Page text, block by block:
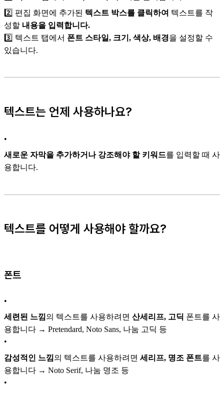
2️⃣ 편집 화면에 추가된 텍스트 박스를 클릭하여 텍스트를 작
성할 내용을 입력합니다.
3️⃣ 텍스트 탭에서 폰트 스타일, 크기, 색상, 배경을 설정할 수
있습니다.
텍스트는 언제 사용하나요?
•
새로운 자막을 추가하거나 강조해야 할 키워드를 입력할 때 사
용합니다.
텍스트를 어떻게 사용해야 할까요?
폰트
•
세련된 느낌의 텍스트를 사용하려면 산세리프, 고딕 폰트를 사
용합니다 → Pretendard, Noto Sans, 나눔 고딕 등
•
감성적인 느낌의 텍스트를 사용하려면 세리프, 명조 폰트를 사
용합니다 → Noto Serif, 나눔 명조 등
•